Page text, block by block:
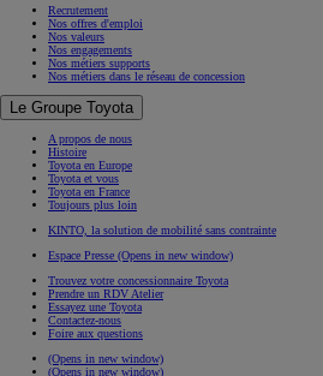
Recrutement
Nos offres d'emploi
Nos valeurs
Nos engagements
Nos métiers supports
Nos métiers dans le réseau de concession
Le Groupe Toyota
A propos de nous
Histoire
Toyota en Europe
Toyota et vous
Toyota en France
Toujours plus loin
KINTO, la solution de mobilité sans contrainte
Espace Presse (Opens in new window)
Trouvez votre concessionnaire Toyota
Prendre un RDV Atelier
Essayez une Toyota
Contactez-nous
Foire aux questions
(Opens in new window)
(Opens in new window)